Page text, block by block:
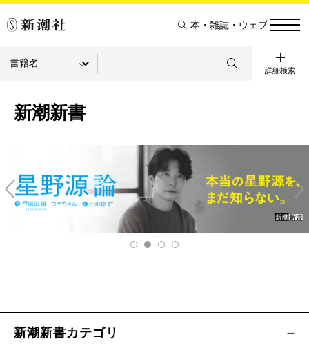
本・雑誌・ウェブ
詳細検索
新潮新書
v
Ne
xt
新潮新書カテゴリ